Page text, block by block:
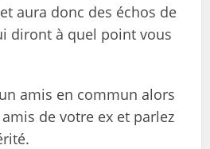
aura donc des échos de
diront à quel point vous
amis en commun alors
de votre ex et parlez